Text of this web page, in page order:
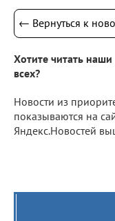
← Вернуться к
Хотите читать
всех?
Новости из
показываются на
Яндекс.Новостей